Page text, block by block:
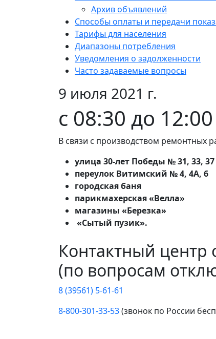
Архив объявлений
Способы оплаты и передачи
Тарифы для населения
Диапазоны потребления
Уведомления о задолженности
Часто задаваемые вопросы
9 июля 2021 г.
с 08:30 до
В связи с производством ремонтных
улица 30-лет Победы № 31, 33, 37
переулок Витимский № 4, 4А, 6
городская баня
парикмахерская «Велла»
магазины «Березка»
«Сытый пузик».
Контактный центр
(по вопросам
8 (39561) 5-61-61
8-800-301-33-53(звонок по России